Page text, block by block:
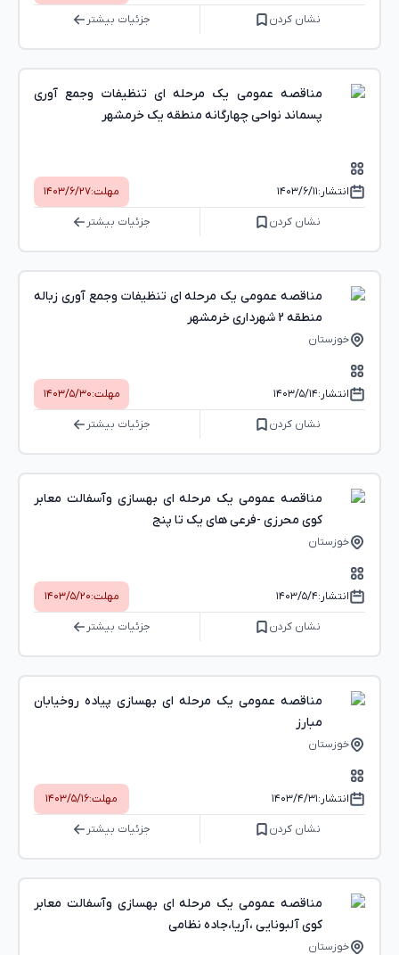
نشان کردن جزئیات بیشتر
مناقصه عمومی یک مرحله ای تنظیفات وجمع آوری
پسماند نواحی چهارگانه منطقه یک خرمشهر
انتشار:۱۴۰۳/۶/۱۱ مهلت:۱۴۰۳/۶/۲۷
نشان کردن جزئیات بیشتر
مناقصه عمومی یک مرحله ای تنظیفات وجمع آوری زباله
منطقه 2 شهرداری خرمشهر
خوزستان
انتشار:۱۴۰۳/۵/۱۴ مهلت:۱۴۰۳/۵/۳۰
نشان کردن جزئیات بیشتر
مناقصه عمومی یک مرحله ای بهسازی وآسفالت معابر
کوی محرزی -فرعی های یک تا پنج
خوزستان
انتشار:۱۴۰۳/۵/۴ مهلت:۱۴۰۳/۵/۲۰
نشان کردن جزئیات بیشتر
مناقصه عمومی یک مرحله ای بهسازی پیاده روخیابان
مبارز
خوزستان
انتشار:۱۴۰۳/۴/۳۱ مهلت:۱۴۰۳/۵/۱۶
نشان کردن جزئیات بیشتر
مناقصه عمومی یک مرحله ای بهسازی وآسفالت معابر
کوی آلبونایی ،آریا،جاده نظامی
خوزستان